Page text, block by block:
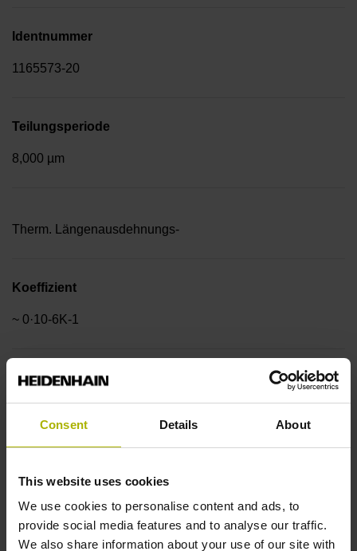
Consent Details About
This website uses cookies
We use cookies to personalise content and ads, to
provide social media features and to analyse our traffic.
We also share information about your use of our site with
Identnummer
1165573-20
Teilungsperiode
8,000 µm
Therm. Längenausdehnungs-
Koeffizient
~ 0·10-6K-1
Genauigkeitsklasse
870 mm